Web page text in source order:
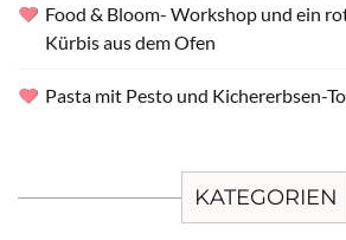
Food & Bloom- Workshop und ein
Kürbis aus dem Ofen
Pasta mit Pesto und Kichererbsen-
KATEGORIEN